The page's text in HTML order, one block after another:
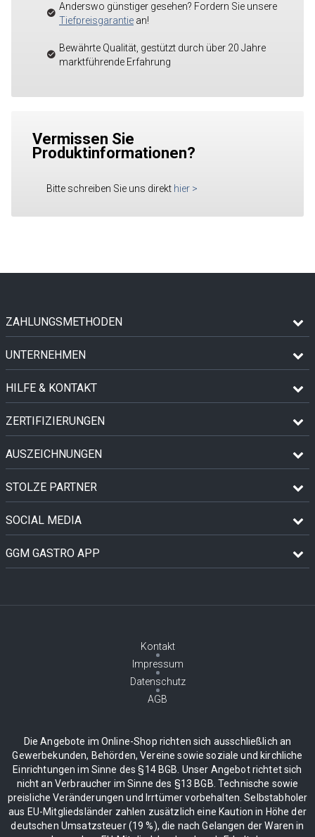
Anderswo günstiger gesehen? Fordern Sie unsere
Tiefpreisgarantie an!
Bewährte Qualität, gestützt durch über 20 Jahre
marktführende Erfahrung
Vermissen Sie
Produktinformationen?
Bitte schreiben Sie uns direkt hier >
ZAHLUNGSMETHODEN
UNTERNEHMEN
HILFE & KONTAKT
ZERTIFIZIERUNGEN
AUSZEICHNUNGEN
STOLZE PARTNER
SOCIAL MEDIA
GGM GASTRO APP
Kontakt
Impressum
Datenschutz
AGB
Die Angebote im Online-Shop richten sich ausschließlich an
Gewerbekunden, Behörden, Vereine sowie soziale und kirchliche
Einrichtungen im Sinne des §14 BGB. Unser Angebot richtet sich
nicht an Verbraucher im Sinne des §13 BGB. Technische sowie
preisliche Veränderungen und Irrtümer vorbehalten. Selbstabholer
aus EU-Mitgliedsländer zahlen zusätzlich eine Kaution in Höhe der
deutschen Umsatzsteuer (19 %), die nach Gelangen der Waren in